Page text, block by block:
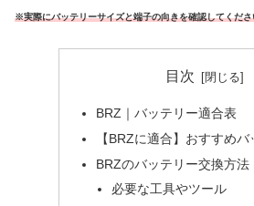
※実際にバッテリーサイズと端子の向きを確認してくださ
目次
BRZ｜バッテリー適合表
【BRZに適合】おすすめ
BRZのバッテリー交換方法
必要な工具やツール